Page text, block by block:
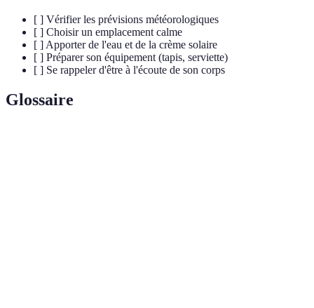
[ ] Vérifier les prévisions météorologiques
[ ] Choisir un emplacement calme
[ ] Apporter de l'eau et de la crème solaire
[ ] Préparer son équipement (tapis, serviette)
[ ] Se rappeler d'être à l'écoute de son corps
Glossaire